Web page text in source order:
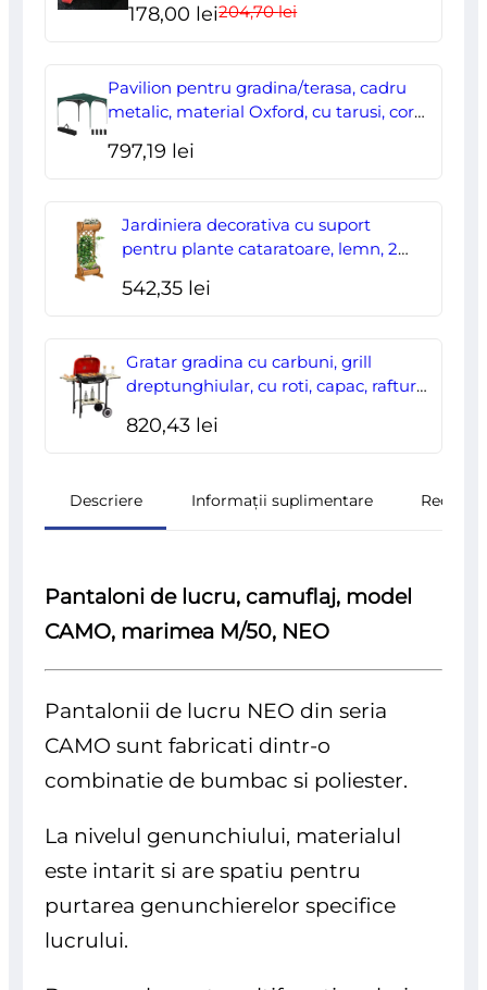
204,70leiPrețul
a
fost:
178,00 lei
Prețul
este:
178,00 lei.
Pavilion pentru gradina/terasa, cadru
metalic, material Oxford, cu tarusi, corzi
2.95×2.95×2.55 m
797,19 lei
Jardiniera decorativa cu suport
pentru plante cataratoare, lemn, 2
542,35 lei
Gratar gradina cu carbuni, grill
dreptunghiular, cu roti, capac, rafturi,
820,43 lei
Descriere Informații suplimentare
Pantaloni de lucru, camuflaj, model
CAMO, marimea M/50, NEO
Pantalonii de lucru NEO din seria
CAMO sunt fabricati dintr-o
combinatie de bumbac si poliester.
La nivelul genunchiului, materialul
este intarit si are spatiu pentru
purtarea genunchierelor specifice
lucrului.